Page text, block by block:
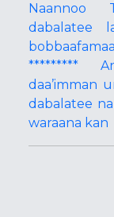
Naannoo
dabalatee
*********
daa’imman
dabalatee
waraana kan